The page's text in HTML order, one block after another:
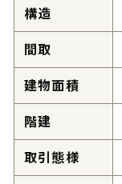
構造
間取
建物面積
階建
取引態様